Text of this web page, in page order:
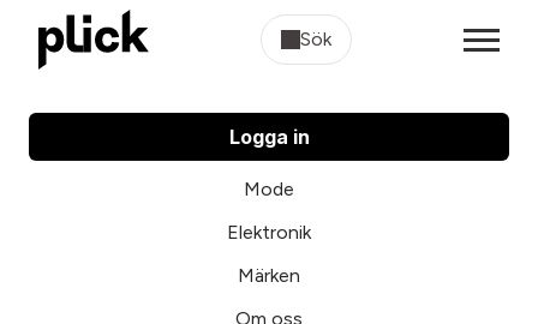
Sök
Logga in
Mode
Elektronik
Märken
Om oss